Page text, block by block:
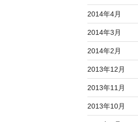
2014年4月
2014年3月
2014年2月
2013年12月
2013年11月
2013年10月